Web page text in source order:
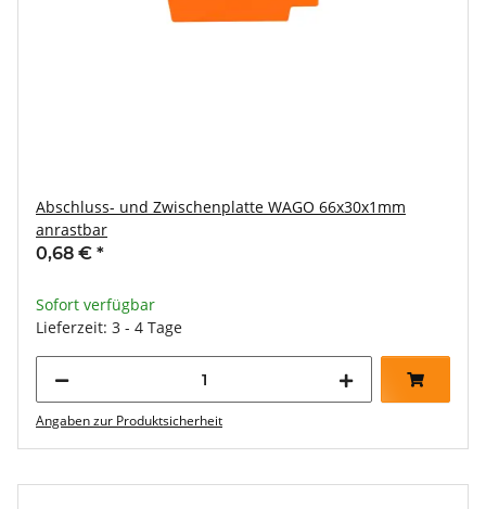
Abschluss- und Zwischenplatte WAGO 66x30x1mm
anrastbar
0,68 € *
Sofort verfügbar
Lieferzeit: 3 - 4 Tage
Angaben zur Produktsicherheit